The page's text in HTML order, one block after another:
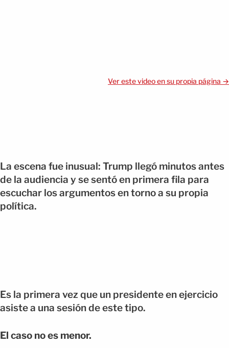
Ver este video en su propia página →
La escena fue inusual: Trump llegó minutos antes
de la audiencia y se sentó en primera fila para
escuchar los argumentos en torno a su propia
política.
Es la primera vez que un presidente en ejercicio
asiste a una sesión de este tipo.
El caso no es menor.